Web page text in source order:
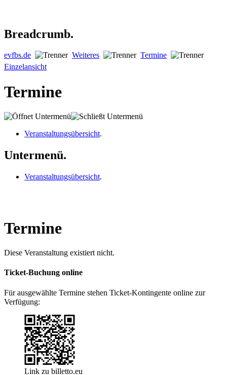
Breadcrumb.
evfbs.de Weiteres
Termine
Einzelansicht
Termine
Veranstaltungsübersicht.
Untermenü.
Veranstaltungsübersicht.
Termine
Diese Veranstaltung existiert nicht.
Ticket-Buchung online
Für ausgewählte Termine stehen Ticket-Kontingente online zur
Verfügung:
Link zu billetto.eu